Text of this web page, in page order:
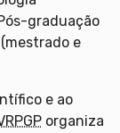
graduação
e
e ao
organiza